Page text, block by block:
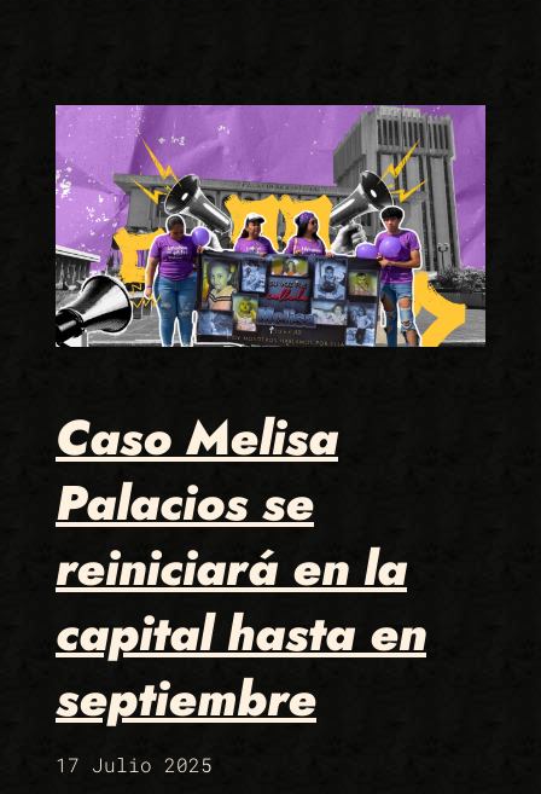
Caso Melisa
Palacios se
reiniciará en la
capital hasta en
septiembre
17 Julio 2025